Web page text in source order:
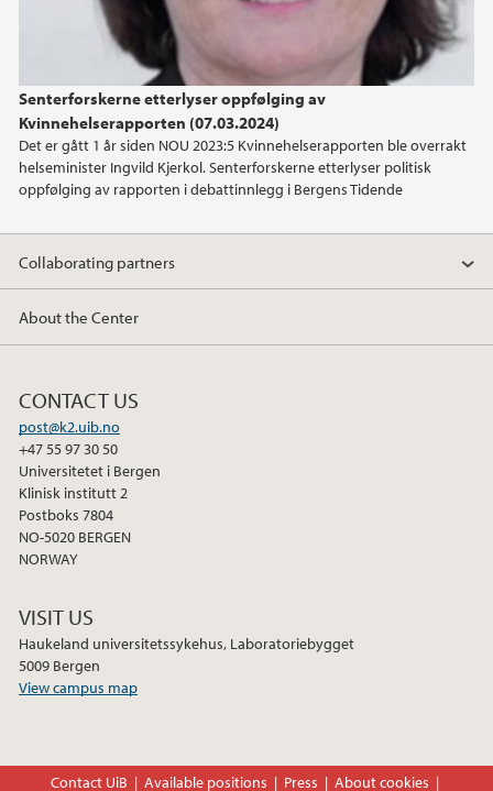
Senterforskerne etterlyser oppfølging av
Kvinnehelserapporten (07.03.2024)
Det er gått 1 år siden NOU 2023:5 Kvinnehelserapporten ble overrakt
helseminister Ingvild Kjerkol. Senterforskerne etterlyser politisk
oppfølging av rapporten i debattinnlegg i Bergens Tidende
Collaborating partners
About the Center
CONTACT US
post@k2.uib.no
+47 55 97 30 50
Universitetet i Bergen
Klinisk institutt 2
Postboks 7804
NO-5020 BERGEN
NORWAY
VISIT US
Haukeland universitetssykehus, Laboratoriebygget
5009 Bergen
View campus map
Contact UiB Available positions Press About cookies